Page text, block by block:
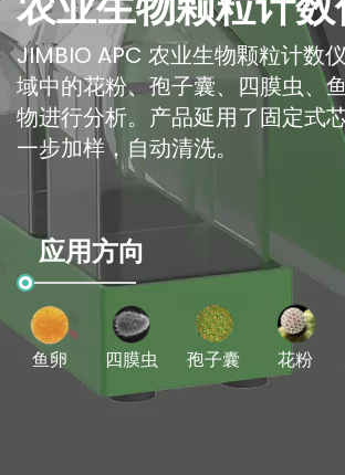
JIMBIO APC 农业生物颗粒计数
域中的花粉、孢子囊、四膜虫、
物进行分析。产品延用了固定式
一步加样，自动清洗。
应用方向
鱼卵 四膜虫 孢子囊 花粉